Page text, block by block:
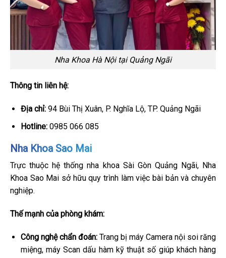
Nha Khoa Hà Nội tại Quảng Ngãi
Thông tin liên hệ:
Địa chỉ:94 Bùi Thị Xuân, P. Nghĩa Lộ, TP. Quảng Ngãi
Hotline:0985 066 085
Nha Khoa Sao Mai
Trực thuộc hệ thống nha khoa Sài Gòn Quảng Ngãi, Nha
Khoa Sao Mai sở hữu quy trình làm việc bài bản và chuyên
nghiệp.
Thế mạnh của phòng khám:
Công nghệ chẩn đoán:Trang bị máy Camera nội soi răng
miệng, máy Scan dấu hàm kỹ thuật số giúp khách hàng